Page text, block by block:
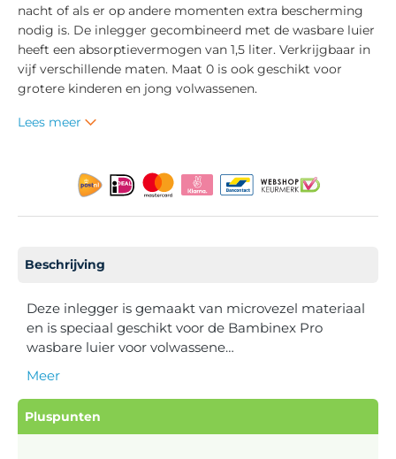
nacht of als er op andere momenten extra bescherming
nodig is. De inlegger gecombineerd met de wasbare luier
heeft een absorptievermogen van 1,5 liter. Verkrijgbaar in
vijf verschillende maten. Maat 0 is ook geschikt voor
grotere kinderen en jong volwassenen.
Lees meer
Beschrijving
Deze inlegger is gemaakt van microvezel materiaal
en is speciaal geschikt voor de Bambinex Pro
wasbare luier voor volwassene…
Meer
Pluspunten